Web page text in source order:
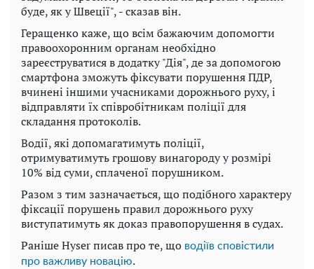
буде, як у Швеції", - сказав він.
Геращенко каже, що всім бажаючим допомогти
правоохоронним органам необхідно
зареєструватися в додатку "Дія", де за допомогою
смартфона зможуть фіксувати порушення ПДР,
вчинені іншими учасниками дорожнього руху, і
відправляти їх співробітникам поліції для
складання протоколів.
Водії, які допомагатимуть поліції,
отримуватимуть грошову винагороду у розмірі
10% від суми, сплаченої порушником.
Разом з тим зазначається, що подібного характеру
фіксації порушень правил дорожнього руху
виступатимуть як доказ правопорушення в судах.
Раніше Hyser писав про те, що водіїв сповістили
про важливу новацію.